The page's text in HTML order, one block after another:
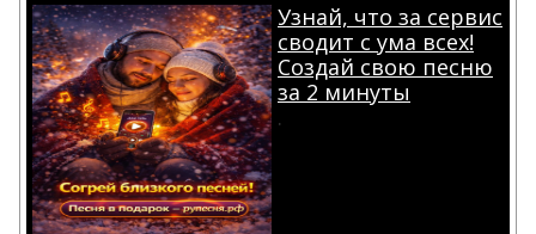
Узнай, что за сервис
сводит с ума всех!
Создай свою песню
за 2 минуты
.